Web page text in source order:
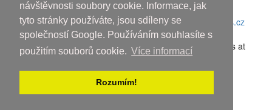
návštěvnosti soubory cookie. Informace, jak
tyto stránky používáte, jsou sdíleny se
společností Google. Používáním souhlasíte s
použitím souborů cookie. Více informací
Rozumím!
Copyright © 2010-2018 An systems, s.r.o.
Nahoru
Discover the latest movies and high-quality streaming options at
sflix.com.